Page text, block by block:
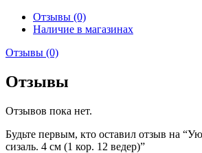
Отзывы (0)
Наличие в магазинах
Отзывы (0)
Отзывы
Отзывов пока нет.
Будьте первым, кто оставил отзыв на
сизаль. 4 см (1 кор. 12 ведер)”